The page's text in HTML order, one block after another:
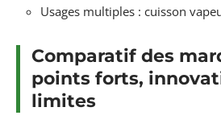
Usages multiples : cuisson
Comparatif des
points forts,
limites